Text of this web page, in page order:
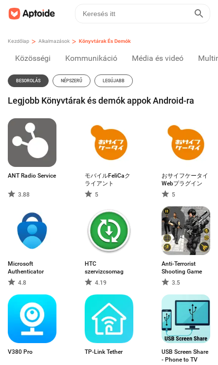
Kezdőlap > Alkalmazások > Könyvtárak És Demók
Közösségi Kommunikáció Média és videó
BESOROLÁS NÉPSZERŰ LEGÚJABB
Legjobb Könyvtárak és demók appok Android-ra
ANT Radio Service
3.88
モバイルFeliCaク
ライアント
5
おサイフケータイ
Webプラグイン
5
Microsoft
Authenticator
4.8
HTC
szervizcsomag
4.19
Anti-Terrorist
Shooting Game
3.5
V380 Pro TP-Link Tether
USB Screen Share
- Phone to TV